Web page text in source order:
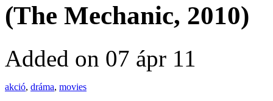
(The Mechanic, 2010)
Added on 07 ápr 11
akció, dráma, movies